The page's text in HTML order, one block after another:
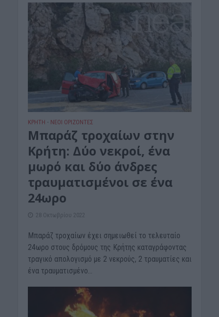
ΚΡΗΤΗ • ΝΕΟΙ ΟΡΙΖΟΝΤΕΣ
Μπαράζ τροχαίων στην
Κρήτη: Δύο νεκροί, ένα
μωρό και δύο άνδρες
τραυματισμένοι σε ένα
24ωρο
28 Οκτωβρίου 2022
Μπαράζ τροχαίων έχει σημειωθεί το τελευταίο
24ωρο στους δρόμους της Κρήτης καταγράφοντας
τραγικό απολογισμό με 2 νεκρούς, 2 τραυματίες και
ένα τραυματισμένο...